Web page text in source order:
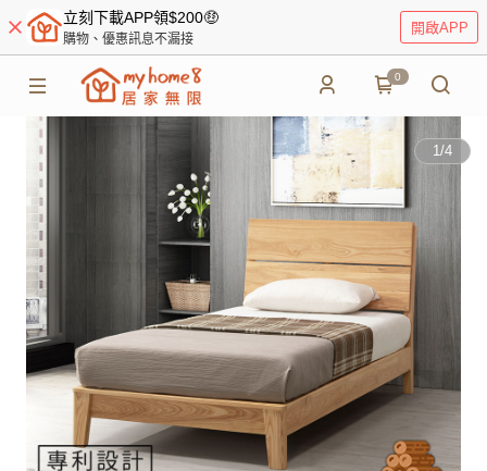
立刻下載APP領$200🤑
購物、優惠訊息不漏接
開啟APP
0
1/4